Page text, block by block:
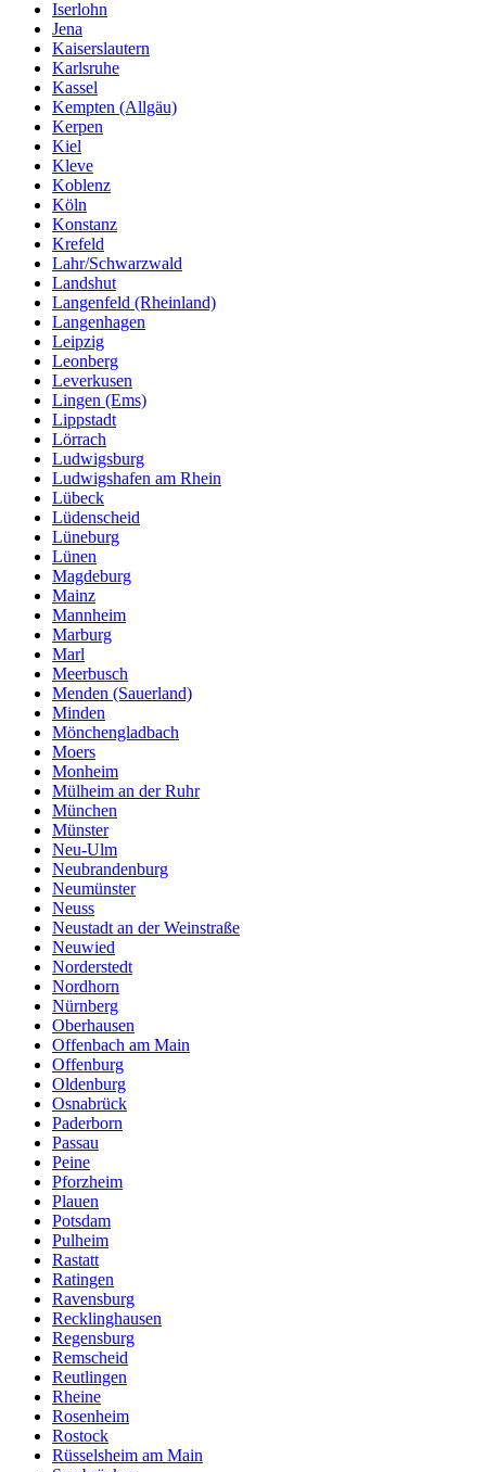
Iserlohn
Jena
Kaiserslautern
Karlsruhe
Kassel
Kempten (Allgäu)
Kerpen
Kiel
Kleve
Koblenz
Köln
Konstanz
Krefeld
Lahr/Schwarzwald
Landshut
Langenfeld (Rheinland)
Langenhagen
Leipzig
Leonberg
Leverkusen
Lingen (Ems)
Lippstadt
Lörrach
Ludwigsburg
Ludwigshafen am Rhein
Lübeck
Lüdenscheid
Lüneburg
Lünen
Magdeburg
Mainz
Mannheim
Marburg
Marl
Meerbusch
Menden (Sauerland)
Minden
Mönchengladbach
Moers
Monheim
Mülheim an der Ruhr
München
Münster
Neu-Ulm
Neubrandenburg
Neumünster
Neuss
Neustadt an der Weinstraße
Neuwied
Norderstedt
Nordhorn
Nürnberg
Oberhausen
Offenbach am Main
Offenburg
Oldenburg
Osnabrück
Paderborn
Passau
Peine
Pforzheim
Plauen
Potsdam
Pulheim
Rastatt
Ratingen
Ravensburg
Recklinghausen
Regensburg
Remscheid
Reutlingen
Rheine
Rosenheim
Rostock
Rüsselsheim am Main